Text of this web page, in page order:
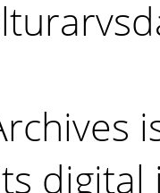
digital